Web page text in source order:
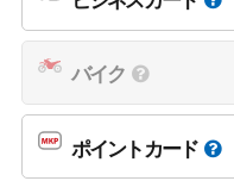
バイク
ポイントカード